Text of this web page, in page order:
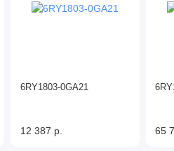
6RY1803-0GA21
12 387 р. 65